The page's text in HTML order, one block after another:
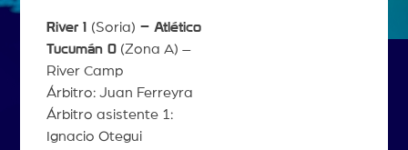
River 1 (Soria) – Atlético
Tucumán 0(Zona A) –
River Camp
Árbitro: Juan Ferreyra
Árbitro asistente 1:
Ignacio Otegui